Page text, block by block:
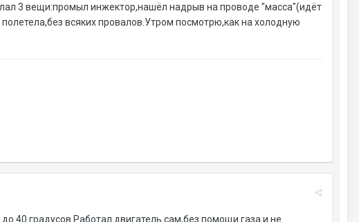
3 вещи:промыл инжектор,нашёл надрыв на проводе "масса"(идёт
всяких провалов.Утром посмотрю,как на холодную
40 градусов.Работал двигатель сам,без помощи газа и не